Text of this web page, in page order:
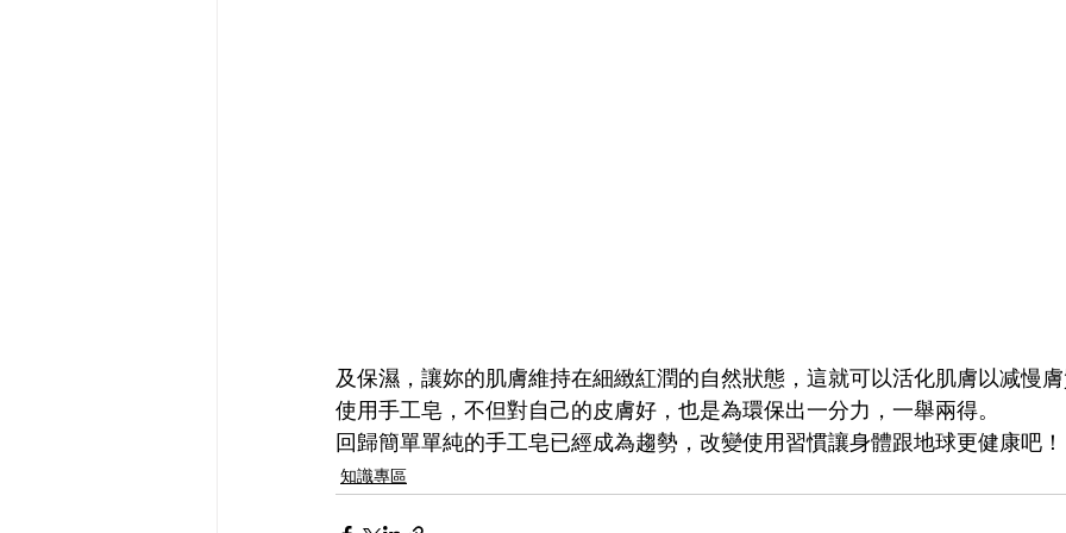
及保濕，讓妳的肌膚維持在細緻紅潤的自然狀態，這就可以活化肌膚以减慢膚
使用手工皂，不但對自己的皮膚好，也是為環保出一分力，一舉兩得。
回歸簡單單純的手工皂已經成為趨勢，改變使用習慣讓身體跟地球更健康吧！
知識專區